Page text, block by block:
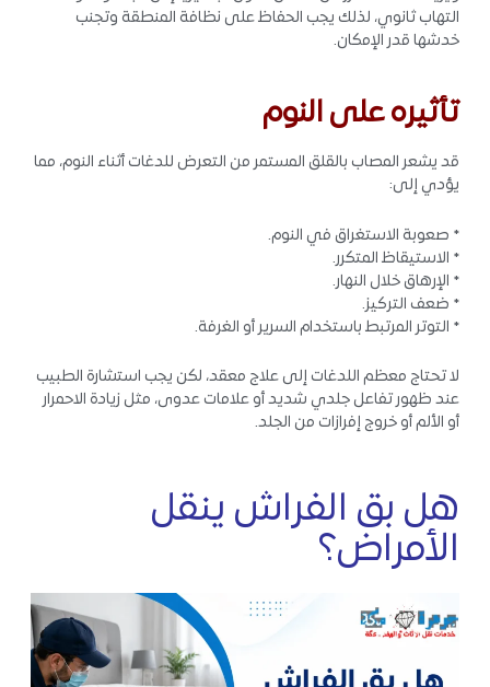
التهاب ثانوي، لذلك يجب الحفاظ على نظافة المنطقة وتجنب
خدشها قدر الإمكان.
تأثيره على النوم
قد يشعر المصاب بالقلق المستمر من التعرض للدغات أثناء النوم، مما
يؤدي إلى:
* صعوبة الاستغراق في النوم.
* الاستيقاظ المتكرر.
* الإرهاق خلال النهار.
* ضعف التركيز.
* التوتر المرتبط باستخدام السرير أو الغرفة.
لا تحتاج معظم اللدغات إلى علاج معقد، لكن يجب استشارة الطبيب
عند ظهور تفاعل جلدي شديد أو علامات عدوى، مثل زيادة الاحمرار
أو الألم أو خروج إفرازات من الجلد.
هل بق الفراش ينقل
الأمراض؟